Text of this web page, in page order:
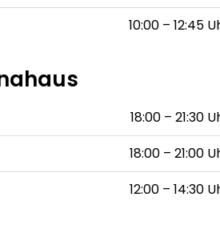
10:00 – 12:45
18:00 – 21:30
18:00 – 21:00
12:00 – 14:30